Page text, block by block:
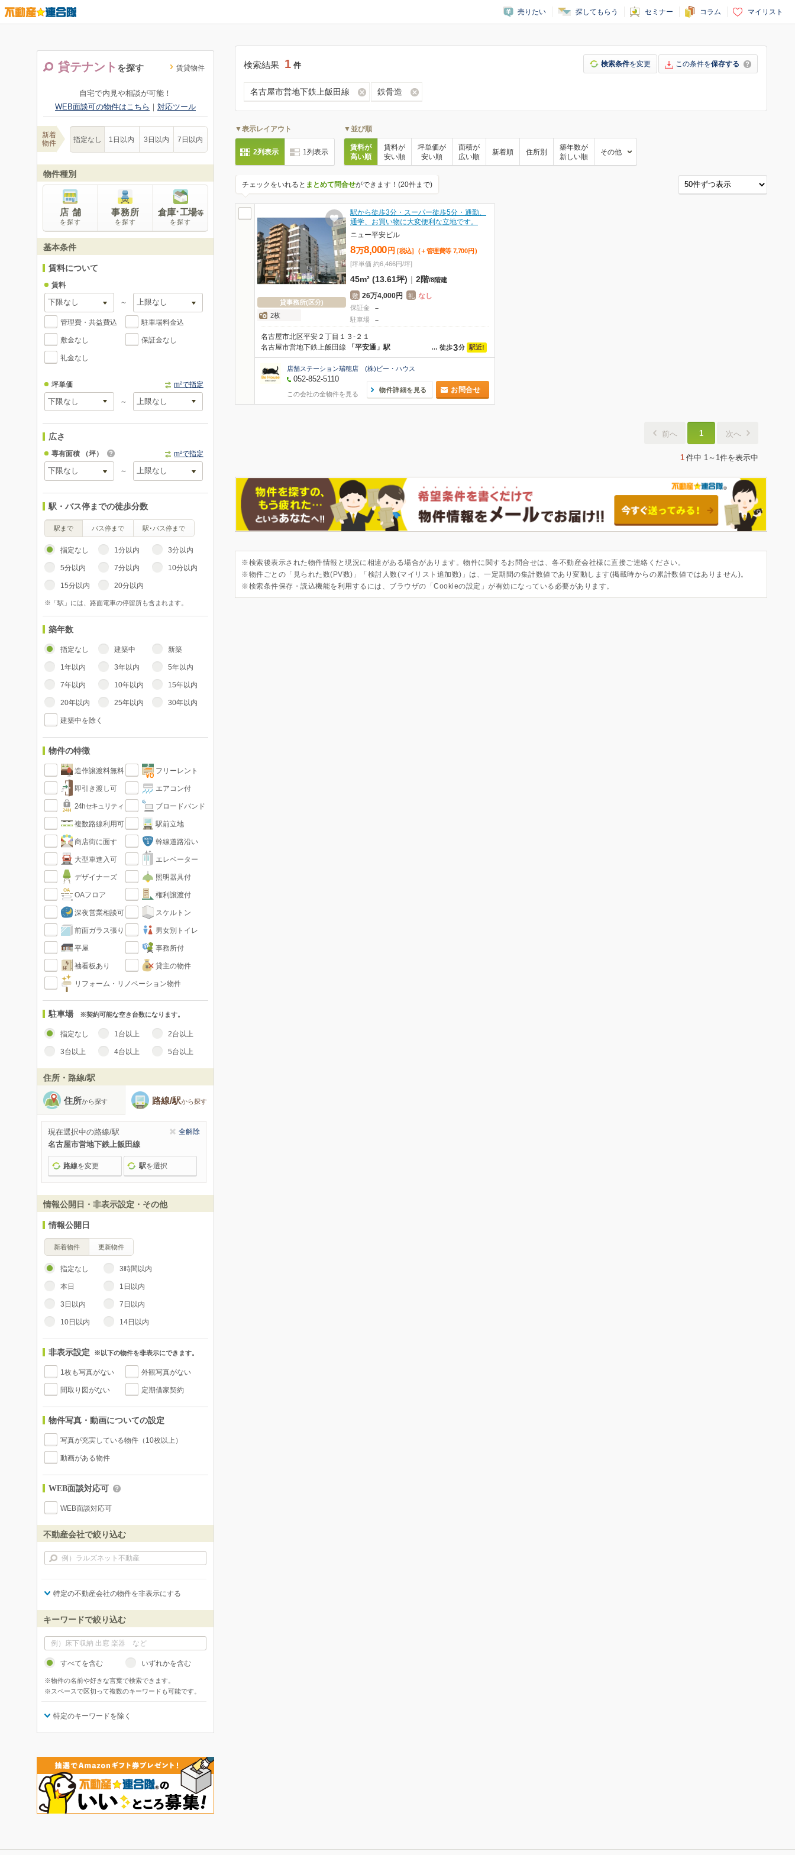
売りたい 探してもらう セミナー コラム マイリスト
貸テナント を探す 賃貸物件
自宅で内見や相談が可能！
WEB面談可の物件はこちら ｜ 対応ツール
新着
物件
指定なし 1日以内 3日以内 7日以内
物件種別
店 舗
を探す
事務所
を探す
倉庫･工場等
を探す
基本条件
賃料について
賃料
～
管理費・共益費込 駐車場料金込
敷金なし 保証金なし
礼金なし
坪単価 m²で指定
～
広さ
専有面積 （坪） m²で指定
～
駅・バス停までの徒歩分数
駅まで バス停まで 駅･バス停まで
指定なし 1分以内 3分以内
5分以内 7分以内 10分以内
15分以内 20分以内
※「駅」には、路面電車の停留所も含まれます。
築年数
指定なし 建築中 新築
1年以内 3年以内 5年以内
7年以内 10年以内 15年以内
20年以内 25年以内 30年以内
建築中を除く
物件の特徴
造作譲渡料無料 フリーレント
即引き渡し可 エアコン付
24hセキュリティ ブロードバンド
複数路線利用可 駅前立地
商店街に面す 幹線道路沿い
大型車進入可 エレベーター
デザイナーズ 照明器具付
OAフロア 権利譲渡付
深夜営業相談可 スケルトン
前面ガラス張り 男女別トイレ
平屋 事務所付
袖看板あり 貸主の物件
リフォーム・リノベーション物件
駐車場 ※契約可能な空き台数になります。
指定なし 1台以上 2台以上
3台以上 4台以上 5台以上
住所・路線/駅
住所から探す 路線/駅から探す
現在選択中の路線/駅 全解除
名古屋市営地下鉄上飯田線
路線を変更 駅を選択
情報公開日・非表示設定・その他
情報公開日
新着物件 更新物件
指定なし 3時間以内
本日 1日以内
3日以内 7日以内
10日以内 14日以内
非表示設定 ※以下の物件を非表示にできます。
1枚も写真がない 外観写真がない
間取り図がない 定期借家契約
物件写真・動画についての設定
写真が充実している物件（10枚以上）
動画がある物件
WEB面談対応可
WEB面談対応可
不動産会社で絞り込む
特定の不動産会社の物件を非表示にする
キーワードで絞り込む
すべてを含む いずれかを含む
※物件の名前や好きな言葉で検索できます。
※スペースで区切って複数のキーワードも可能です。
特定のキーワードを除く
検索結果 1 件 検索条件を変更 この条件を保存する
名古屋市営地下鉄上飯田線 鉄骨造
▼表示レイアウト
2列表示 1列表示
▼並び順
賃料が
高い順
賃料が
安い順
坪単価が
安い順
面積が
広い順
新着順 住所別
築年数が
新しい順
その他
チェックをいれると まとめて問合せができます！(20件まで)
貸事務所(区分)
2枚
駅から徒歩3分・スーパー徒歩5分・通勤、
通学、お買い物に大変便利な立地です。
ニュー平安ビル
8万8,000 円 [税込] (＋管理費等 7,700 円 )
[坪単価 約6,466円/坪]
45m² (13.61坪) | 2階/8階建
敷 26万4,000円 礼 なし
保証金 －
駐車場
－
名古屋市北区平安２丁目１３-２１
… 徒歩3分 駅近!
名古屋市営地下鉄上飯田線 「平安通」駅
店舗ステーション瑞穂店 (株)ビー・ハウス
052-852-5110
この会社の全物件を見る
物件詳細を見る お問合せ
前へ 1 次へ
1 件中 1～1件を表示中
※検索後表示された物件情報と現況に相違がある場合があります。物件に関するお問合せは、各不動産会社様に直接ご連絡ください。
※物件ごとの「見られた数(PV数)」「検討人数(マイリスト追加数)」は、一定期間の集計数値であり変動します(掲載時からの累計数値ではありません)。
※検索条件保存・読込機能を利用するには、ブラウザの「Cookieの設定」が有効になっている必要があります。